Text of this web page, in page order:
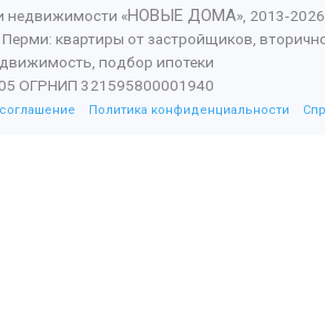
недвижимости «НОВЫЕ ДОМА», 2013-2026
квартиры от застройщиков,
подбор ипотеки
ОГРНИП 321595800001940
Политика конфиденциальности